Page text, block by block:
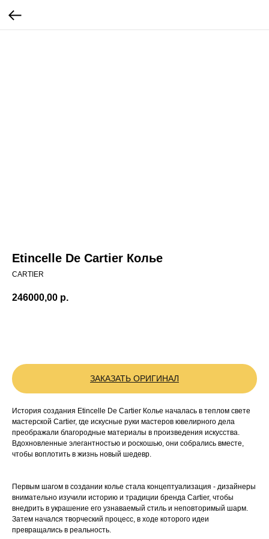
Etincelle De Cartier Колье
CARTIER
246000,00 р.
ЗАКАЗАТЬ ОРИГИНАЛ
История создания Etincelle De Cartier Колье началась в теплом свете
мастерской Cartier, где искусные руки мастеров ювелирного дела
преображали благородные материалы в произведения искусства.
Вдохновленные элегантностью и роскошью, они собрались вместе,
чтобы воплотить в жизнь новый шедевр.
Первым шагом в создании колье стала концептуализация - дизайнеры
внимательно изучили историю и традиции бренда Cartier, чтобы
внедрить в украшение его узнаваемый стиль и неповторимый шарм.
Затем начался творческий процесс, в ходе которого идеи
превращались в реальность.